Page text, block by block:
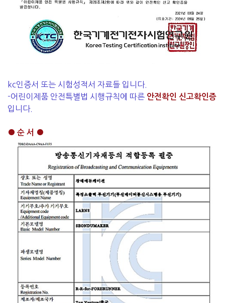
kc인증서 또는 시험성적서 자료들 입니다.
-어린이제품 안전특별법 시행규칙에 따른 안전확인 신고확인증
입니다.
● 순 서 ●